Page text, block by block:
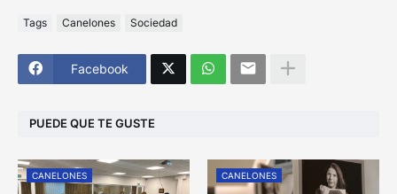
Tags Canelones Sociedad
Facebook
PUEDE QUE TE GUSTE
CANELONES CANELONES